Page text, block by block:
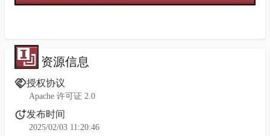
资源信息
授权协议
Apache 许可证 2.0
发布时间
2025/02/03 11:20:46